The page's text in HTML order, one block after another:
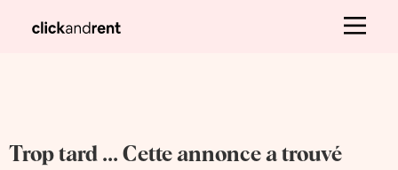
Trop tard ... Cette annonce a trouvé